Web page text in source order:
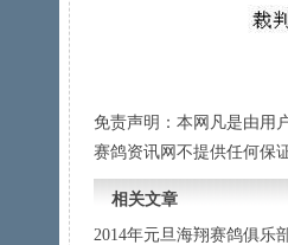
免责声明：本网凡是由用
赛鸽资讯网不提供任何保
相关文章
2014年元旦海翔赛鸽俱乐